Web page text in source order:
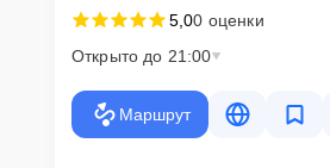
5,00 оценки
Открыто до 21:00
Маршрут